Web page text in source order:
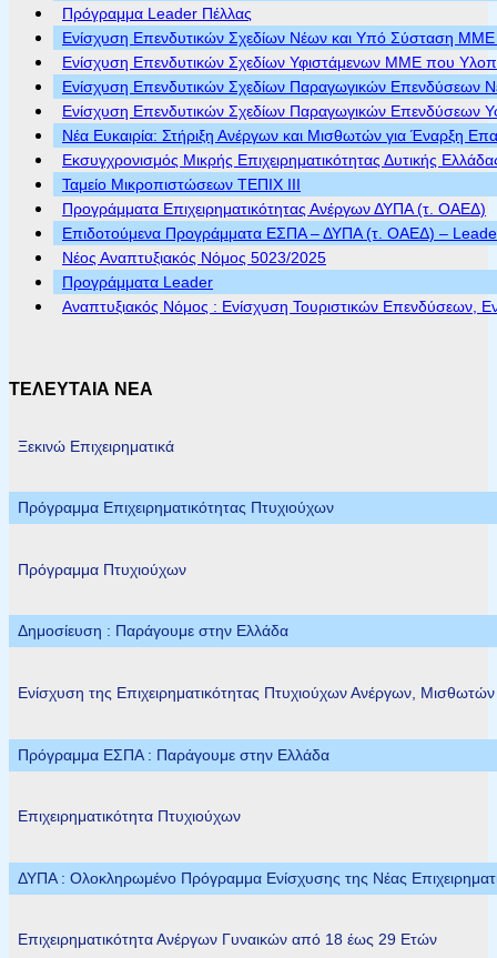
Πρόγραμμα Leader Πέλλας
Ενίσχυση Επενδυτικών Σχεδίων Νέων και Υπό Σύσταση ΜΜΕ
Ενίσχυση Επενδυτικών Σχεδίων Υφιστάμενων ΜΜΕ που
Ενίσχυση Επενδυτικών Σχεδίων Παραγωγικών Επενδύσεων
Ενίσχυση Επενδυτικών Σχεδίων Παραγωγικών Επενδύσεων
Νέα Ευκαιρία: Στήριξη Ανέργων και Μισθωτών για Έναρξη
Εκσυγχρονισμός Μικρής Επιχειρηματικότητας Δυτικής
Ταμείο Μικροπιστώσεων ΤΕΠΙΧ ΙΙΙ
Προγράμματα Επιχειρηματικότητας Ανέργων ΔΥΠΑ (τ. ΟΑΕΔ)
Επιδοτούμενα Προγράμματα ΕΣΠΑ – ΔΥΠΑ (τ. ΟΑΕΔ) – Leader
Νέος Αναπτυξιακός Νόμος 5023/2025
Προγράμματα Leader
Αναπτυξιακός Νόμος : Ενίσχυση Τουριστικών Επενδύσεων,
ΤΕΛΕΥΤΑΙΑ ΝΕΑ
Ξεκινώ Επιχειρηματικά
Πρόγραμμα Επιχειρηματικότητας Πτυχιούχων
Πρόγραμμα Πτυχιούχων
Δημοσίευση : Παράγουμε στην Ελλάδα
Ενίσχυση της Επιχειρηματικότητας Πτυχιούχων Ανέργων,
Πρόγραμμα ΕΣΠΑ : Παράγουμε στην Ελλάδα
Επιχειρηματικότητα Πτυχιούχων
ΔΥΠΑ : Ολοκληρωμένο Πρόγραμμα Ενίσχυσης της Νέας
Επιχειρηματικότητα Ανέργων Γυναικών από 18 έως 29 Ετών